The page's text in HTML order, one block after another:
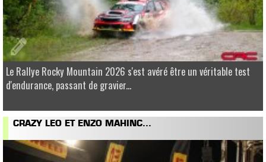
Le Rallye Rocky Mountain 2026 s'est avéré être un véritable test
d'endurance, passant de gravier...
CRAZY LEO ET ENZO MAHINC...